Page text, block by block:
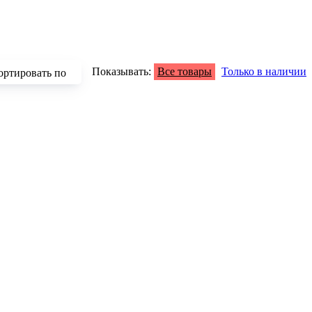
по Показывать: Все товары Только в наличии